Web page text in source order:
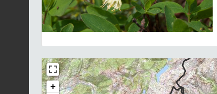
+